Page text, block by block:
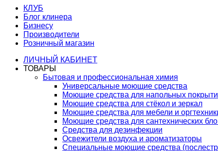
КЛУБ
Блог клинера
Бизнесу
Производители
Розничный магазин
ЛИЧНЫЙ КАБИНЕТ
ТОВАРЫ
Бытовая и профессиональная химия
Универсальные моющие средства
Моющие средства для напольных
Моющие средства для стёкол и зеркал
Моющие средства для мебели и
Моющие средства для сантехнических
Средства для дезинфекции
Освежители воздуха и ароматизаторы
Специальные моющие средства